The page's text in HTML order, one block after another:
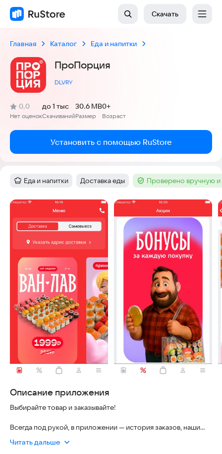
Скачать
Главная Каталог Еда и напитки
ПроПорция
DLVRY
Рейтинг:
0,0
(
Нет оценок
)
Скачиваний
до 1 тыс
Размер
30.6 MB
Возраст
0+
Установить с помощью RuStore
Категория:
Еда и напитки Тег:
Доставка еды Тег :Проверено вручную
Скриншоты
Описание приложения
Выбирайте товар и заказывайте!
Всегда под рукой, в приложении — история заказов, наши
оформление будет еще проще и быстрее!
Читать дальше